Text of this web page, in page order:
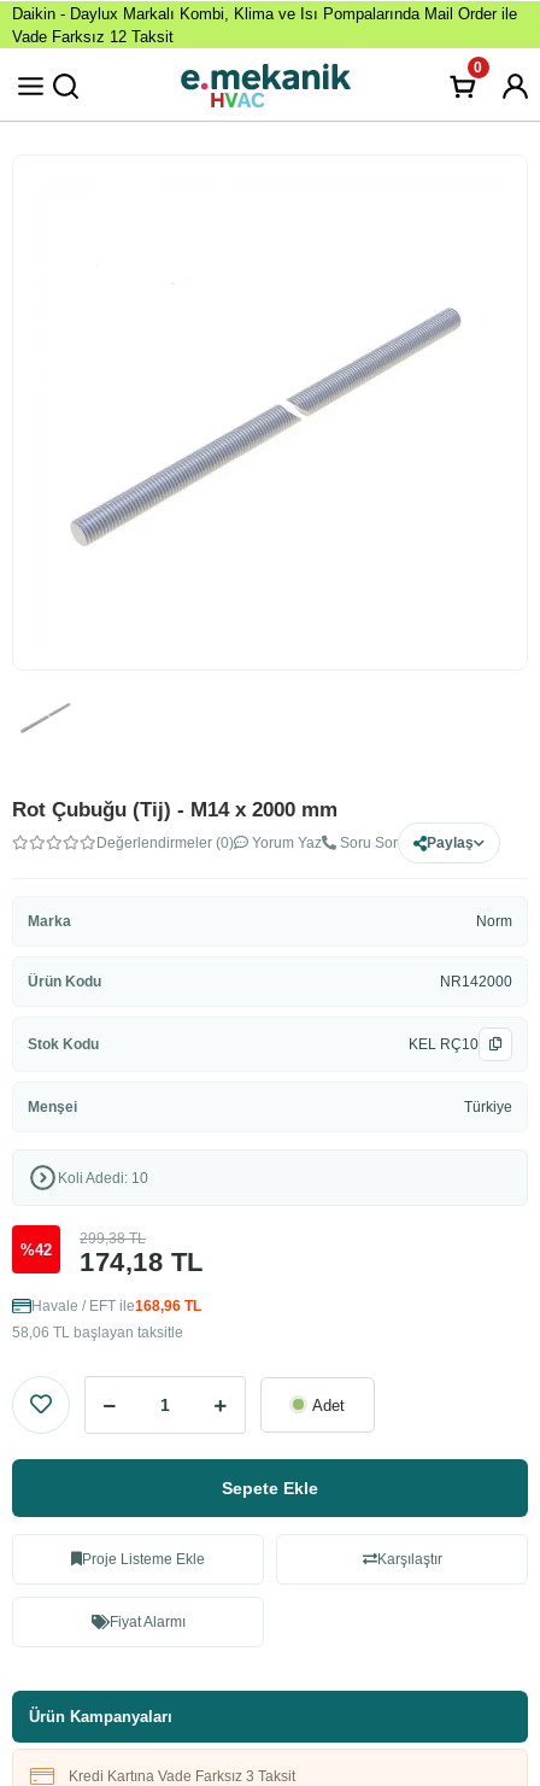
Daikin - Daylux Markalı Kombi, Klima ve Isı Pompalarında Mail Order ile
Vade Farksız 12 Taksit
0
Rot Çubuğu (Tij) - M14 x 2000 mm
Değerlendirmeler (0) Yorum Yaz Soru Sor Paylaş
Marka Norm
Ürün Kodu NR142000
Stok Kodu KEL RÇ10
Menşei Türkiye
Koli Adedi: 10
%42 174,18 TL
299,38 TL
Havale / EFT ile168,96 TL
58,06 TL başlayan taksitle
Adet
Sepete Ekle
Proje Listeme Ekle Karşılaştır
Fiyat Alarmı
Ürün Kampanyaları
Kredi Kartına Vade Farksız 3 Taksit